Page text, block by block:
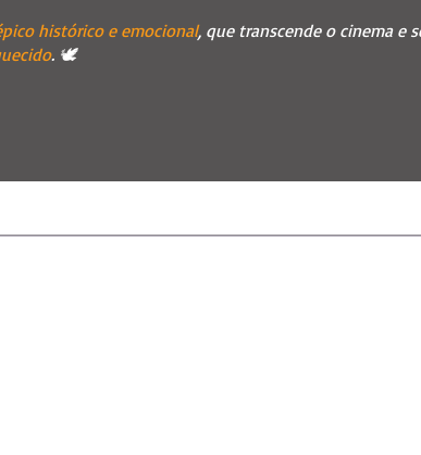
histórico e emocional, que transcende o cinema e
. 🕊️